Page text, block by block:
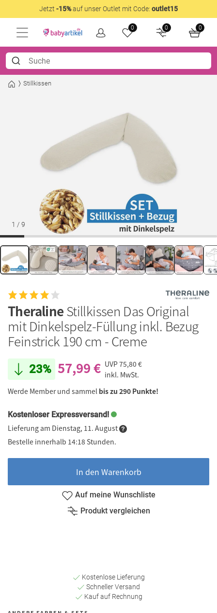
Jetzt -15%auf unser Outlet mit Code: outlet15
0 0 0
Stillkissen
1 / 9
TheralineStillkissen Das Original
mit Dinkelspelz-Füllung inkl. Bezug
Feinstrick 190 cm - Creme
23% 57,99 € UVP75,80 €
inkl. MwSt.
Werde Member und sammel bis zu 290 Punkte!
Kostenloser Expressversand!
Lieferung am Dienstag, 11. August
Bestelle innerhalb 14:18 Stunden.
In den Warenkorb
Auf meine Wunschliste
Produkt vergleichen
Kostenlose Lieferung
Schneller Versand
Kauf auf Rechnung